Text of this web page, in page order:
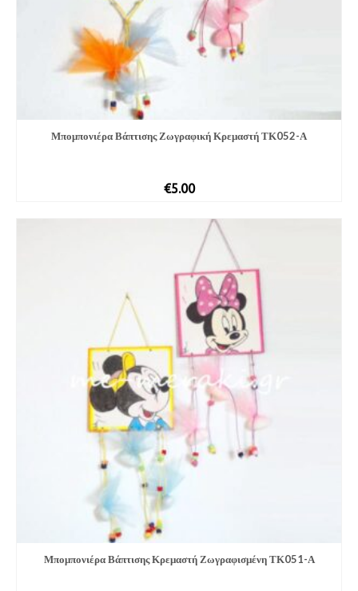
Μπομπονιέ­ρα Βάπτισης Ζωγραφική Κρεμαστή ΤΚ052-Α
€5.00
Μπομπονιέ­ρα Βάπτισης Κρεμαστή Ζωγραφισμένη ΤΚ051-Α